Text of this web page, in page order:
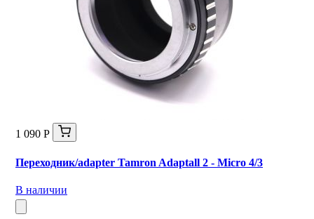
1 090 Р
Переходник/adapter Tamron Adaptall 2 - Micro 4/3
В наличии